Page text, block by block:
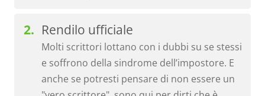
Rendilo ufficiale
Molti scrittori lottano con i dubbi su se stessi
e soffrono della sindrome dell’impostore. E
anche se potresti pensare di non essere un